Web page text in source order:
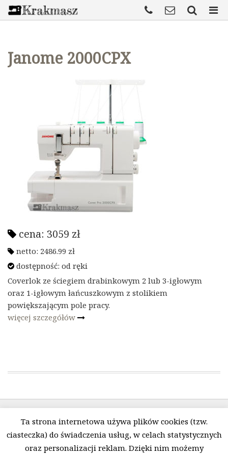
Janome 2000CPX
cena: 3059 zł
netto: 2486.99 zł
dostępność: od ręki
Coverlok ze ściegiem drabinkowym 2 lub 3-igłowym
oraz 1-igłowym łańcuszkowym z stolikiem
powiększającym pole pracy.
więcej szczegółów
Ta strona internetowa używa plików cookies (tzw.
ciasteczka) do świadczenia usług, w celach statystycznych
oraz personalizacji reklam. Dzięki nim możemy